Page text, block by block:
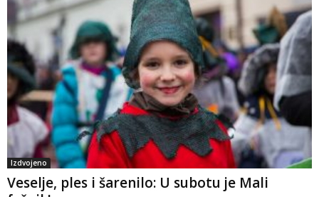
Izdvojeno
Veselje, ples i šarenilo: U subotu je Mali